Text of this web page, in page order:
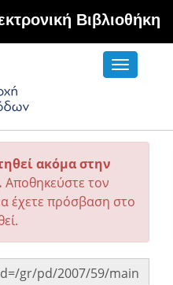
Βιβλιοθήκη
Toggle
ακόμα στην
Αποθηκεύστε τον
έχετε πρόσβαση στο